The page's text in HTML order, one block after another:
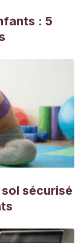
: 5
sécurisé